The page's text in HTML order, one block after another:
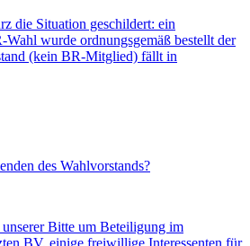
die Situation geschildert: ein
wurde ordnungsgemäß bestellt der
(kein BR-Mitglied) fällt in
des Wahlvorstands?
Bitte um Beteiligung im
BV, einige freiwillige Interessenten für